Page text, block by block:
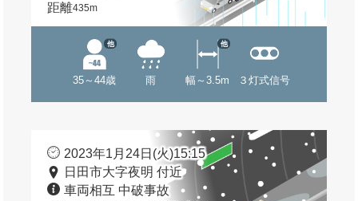
距離435m
35～44歳
他
雨 幅～3.5m
他
３灯式信号
2023年1月24日(火)15:15
日田市大字夜明 付近
車両相互 中破事故